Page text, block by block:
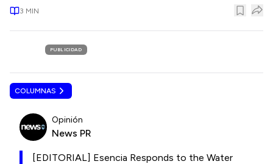
3 MIN
PUBLICIDAD
COLUMNAS
Opinión
News PR
[EDITORIAL] Esencia Responds to the Water